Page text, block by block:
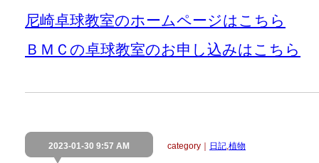
尼崎卓球教室のホームページはこちら
ＢＭＣの卓球教室のお申し込みはこちら
2023-01-30 9:57 AM category｜ 日記,植物